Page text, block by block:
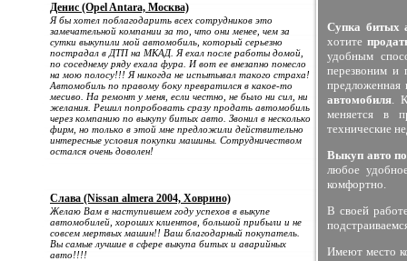
Денис (Opel Antara, Москва)
Я бы хотел поблагодарить всех сотрудников это
замечательной компании за то, что они менее, чем за
сутки выкупили мой автомобиль, который серьезно
пострадал в ДТП на МКАД. Я ехал после работы домой,
по соседнему ряду ехала фура. И вот ее внезапно понесло
на мою полосу!!! Я никогда не испытывал такого страха!
Автомобиль по правому боку превратился в какое-то
месиво. На ремонт у меня, если честно, не было ни сил, ни
желания. Решил попробовать сразу продать автомобиль
через компанию по выкупу битых авто. Звонил в несколько
фирм, но только в этой мне предложили действительно
интересные условия покупки машины. Сотрудничеством
остался очень доволен!
Слава (Nissan almera 2004, Ховрино)
Желаю Вам в наступившем году успехов в выкупе
автомобилей, хороших клиентов, большой прибыли и не
совсем мертвых машин!! Ваш благодарный покупатель.
Вы самые лучшие в сфере выкупа битых и аварийных
авто!!!!
Супка битых
хотите
удобным
перезвоним и
автомобиля.
меняется в
технические
Выкуп авто
любое
комфортно.
В своей
Имеют место